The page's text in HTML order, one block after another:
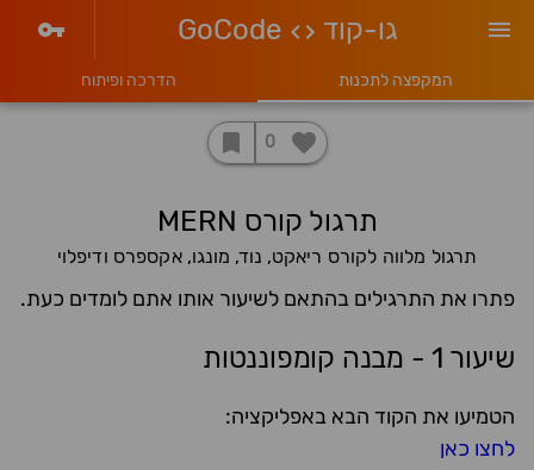
גו-קוד GoCode
המקפצה לתכנות הדרכה ופיתוח
0
תרגול קורס MERN
תרגול מלווה לקורס ריאקט, נוד, מונגו, אקספרס ודיפלוי
פתרו את התרגילים בהתאם לשיעור אותו אתם לומדים כעת.
שיעור 1 - מבנה קומפוננטות
הטמיעו את הקוד הבא באפליקציה:
לחצו כאן